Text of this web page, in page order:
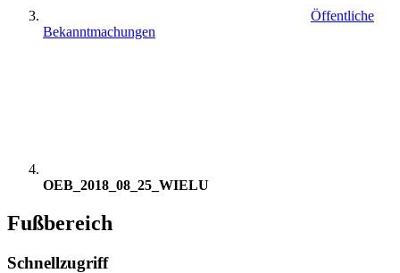
Öffentliche
Bekanntmachungen
OEB_2018_08_25_WIELU
Fußbereich
Schnellzugriff